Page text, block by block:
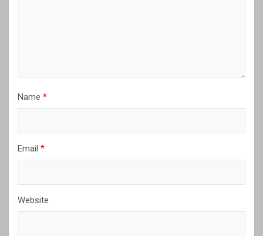
Name *
Email *
Website